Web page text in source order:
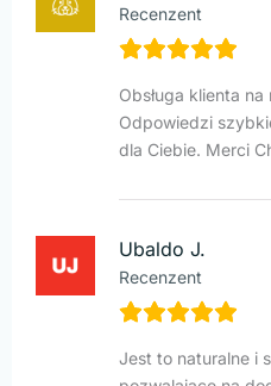
Recenzent
Obsługa klienta
Odpowiedzi
dla Ciebie. Merci
Ubaldo J.
Recenzent
Jest to naturalne i